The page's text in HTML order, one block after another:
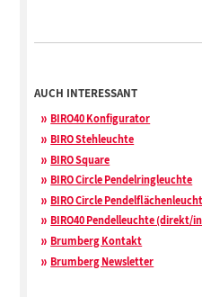
AUCH INTERESSANT
BIRO40 Konfigurator
BIRO Stehleuchte
BIRO Square
BIRO Circle Pendelringleuchte
BIRO Circle
BIRO40 Pendelleuchte (direkt/
Brumberg Kontakt
Brumberg Newsletter